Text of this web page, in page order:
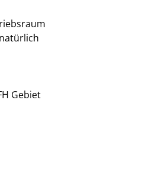
Gebiet